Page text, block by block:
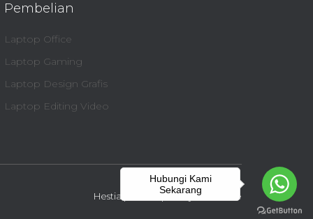
Pembelian
Laptop Office
Laptop Gaming
Laptop Design Grafis
Laptop Editing Video
Hestia | Developed byThemeIsle
Hubungi Kami
Sekarang